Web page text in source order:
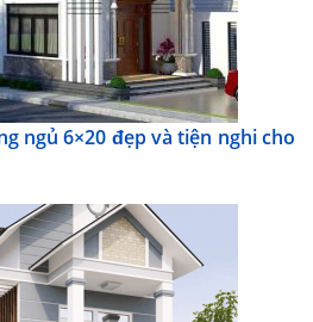
ngủ 6×20 đẹp và tiện nghi cho